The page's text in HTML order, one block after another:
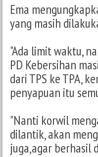
Ema
yang masih
"Ada limit waktu,
PD Kebersihan
dari TPS ke TPA,
penyapuan itu
"Nanti korwil
dilantik, akan
juga,agar berhasil